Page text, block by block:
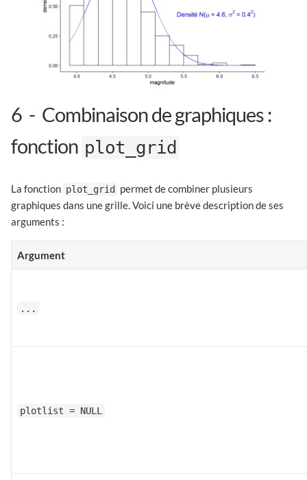
6
Combinaison de graphiques :
fonction plot_grid
La fonction plot_grid
permet de combiner plusieurs
graphiques dans une grille. Voici une brève description de ses
arguments :
Argument
...
plotlist = NULL